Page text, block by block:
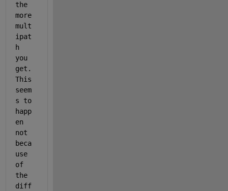
the
more
mult
ipat
h
you
get.
This
seem
s to
happ
en
not
beca
use
of
the
diff